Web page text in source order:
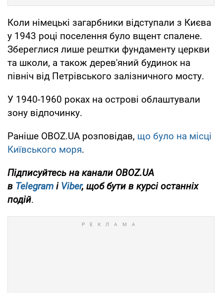
Коли німецькі загарбники відступали з Києва
у 1943 році поселення було вщент спалене.
Збереглися лише рештки фундаменту церкви
та школи, а також дерев'яний будинок на
північ від Петрівського залізничного мосту.
У 1940-1960 роках на острові облаштували
зону відпочинку.
Раніше OBOZ.UA розповідав, що було на місці
Київського моря.
Підписуйтесь на канали OBOZ.UA
в Telegram і Viber, щоб бути в курсі останніх
подій.